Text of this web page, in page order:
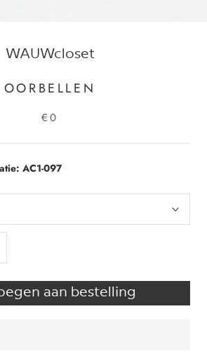
WAUWcloset
OORBELLEN
€0
AC1-097
aan bestelling